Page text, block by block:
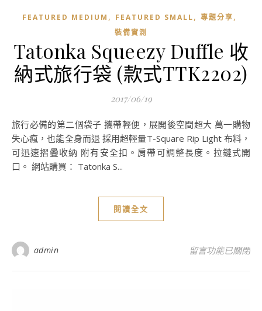
FEATURED MEDIUM , FEATURED SMALL, 專題分享,
裝備實測
Tatonka Squeezy Duffle 收
納式旅行袋 (款式TTK2202)
2017/06/19
旅行必備的第二個袋子 攜帶輕便，展開後空間超大 萬一購物
失心瘋，也能全身而退 採用超輕量T-Square Rip Light 布料，
可迅速摺疊收納 附有安全扣。肩帶可調整長度。拉鏈式開
口。 網站購買： Tatonka S...
閱讀全文
admin 在〈Tatonka
留言功能已關閉